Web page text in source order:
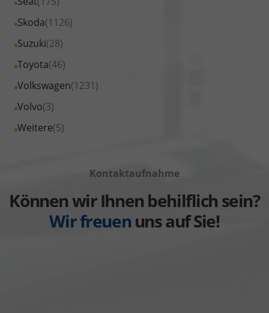
anzeigen
Peugeot
anzeigen
Renault
anzeigen
Fahrzeuge
Seat
anzeigen
Skoda(1126)
Alle
Fahrzeuge
Skoda
anzeigen
Suzuki(28)
Alle
Fahrzeuge
Suzuki
anzeigen
Toyota(46)
Alle
Fahrzeuge
Toyota
anzeigen
Volkswagen(1231)
Alle
Fahrzeuge
Volkswagen
Volvo(3)
Alle
Fahrzeuge
Weitere(5)
Alle
anzeigen
Kontaktaufnahme
Können wir Ihnen behilflich sein?
Wir freuenuns auf Sie!